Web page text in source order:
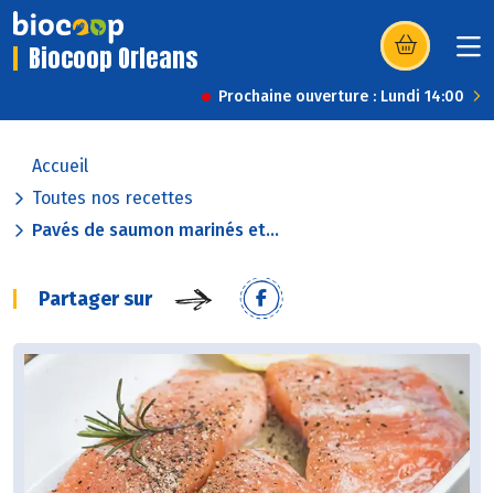
Biocoop Orleans (s’ouvre dans
Prochaine ouverture : Lundi 14:00
Accueil
Toutes nos recettes
Pavés de saumon marinés et...
Partager sur